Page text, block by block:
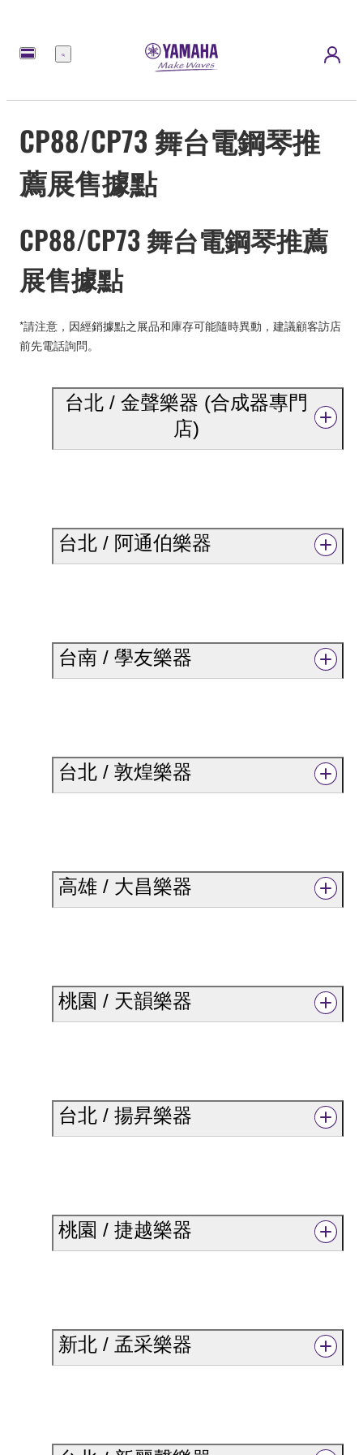
選
CP88/CP73 舞台電鋼琴推
薦展售據點
CP88/CP73 舞台電鋼琴推薦
展售據點
*請注意，因經銷據點之展品和庫存可能隨時異動，建議顧客訪店
前先電話詢問。
台北 / 金聲樂器 (合成器專門
店)
台北 / 阿通伯樂器
台南 / 學友樂器
台北 / 敦煌樂器
高雄 / 大昌樂器
桃園 / 天韻樂器
台北 / 揚昇樂器
桃園 / 捷越樂器
新北 / 孟采樂器